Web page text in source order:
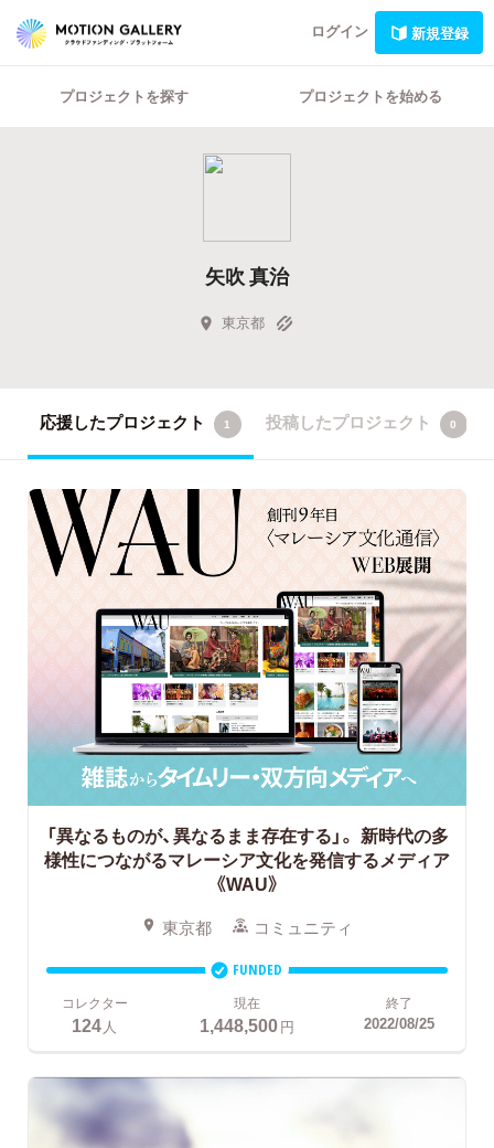
ログイン 新規登録
プロジェクトを探す プロジェクトを始める
矢吹 真治
東京都
応援したプロジェクト 1 投稿したプロジェクト 0
「異なるものが、異なるまま存在する」。 新時代の多
様性につながるマレーシア文化を発信するメディア
《WAU》
東京都 コミュニティ
FUNDED
コレクター
124 人
現在
1,448,500円
終了
2022/08/25